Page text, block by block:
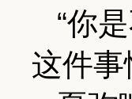
“你
这件事